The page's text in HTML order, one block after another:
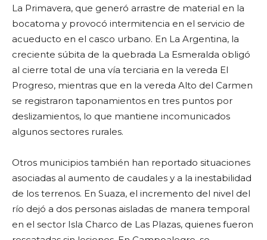
La Primavera, que generó arrastre de material en la
bocatoma y provocó intermitencia en el servicio de
acueducto en el casco urbano. En La Argentina, la
creciente súbita de la quebrada La Esmeralda obligó
al cierre total de una vía terciaria en la vereda El
Progreso, mientras que en la vereda Alto del Carmen
se registraron taponamientos en tres puntos por
deslizamientos, lo que mantiene incomunicados
algunos sectores rurales.
Otros municipios también han reportado situaciones
asociadas al aumento de caudales y a la inestabilidad
de los terrenos. En Suaza, el incremento del nivel del
río dejó a dos personas aisladas de manera temporal
en el sector Isla Charco de Las Plazas, quienes fueron